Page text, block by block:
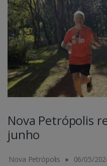
Nova Petrópolis
junho
Nova Petrópolis 06/05/